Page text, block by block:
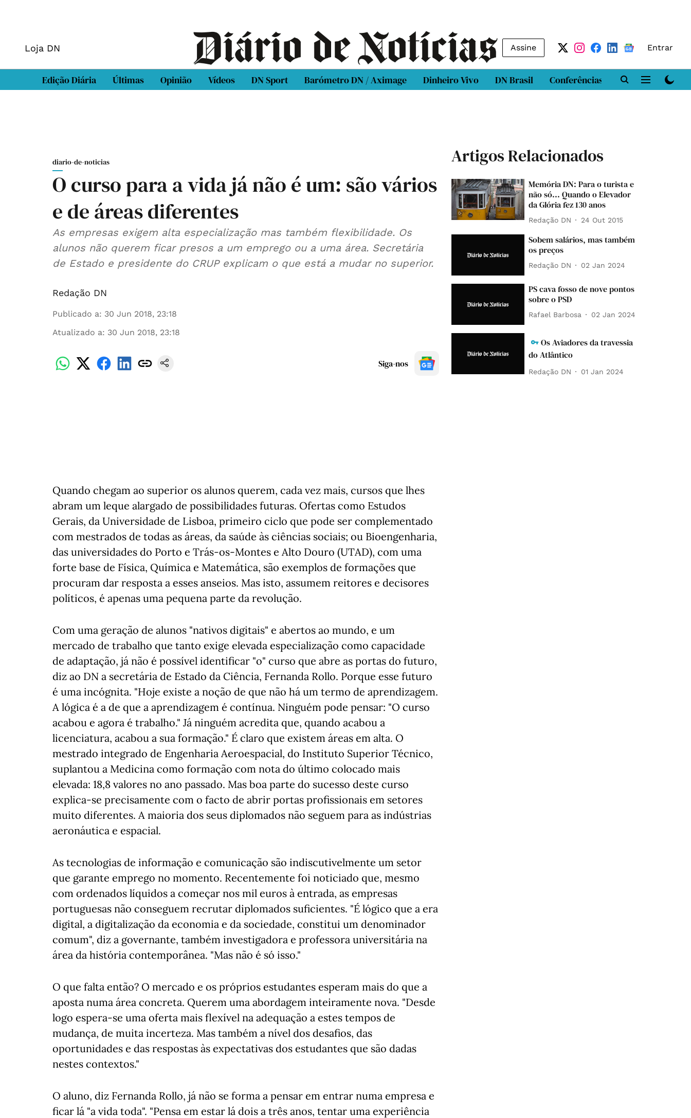
Loja DN Assine Entrar
Edição Diária Últimas Opinião Vídeos DN Sport Barómetro DN / Aximage Dinheiro Vivo DN Brasil Conferências DN LAB
diario-de-noticias
O curso para a vida já não é um: são vários
e de áreas diferentes
As empresas exigem alta especialização mas também flexibilidade. Os
alunos não querem ficar presos a um emprego ou a uma área. Secretária
de Estado e presidente do CRUP explicam o que está a mudar no superior.
Redação DN
Publicado a: 30 Jun 2018, 23:18
Atualizado a: 30 Jun 2018, 23:18
Siga-nos
Quando chegam ao superior os alunos querem, cada vez mais, cursos que lhes
abram um leque alargado de possibilidades futuras. Ofertas como Estudos
Gerais, da Universidade de Lisboa, primeiro ciclo que pode ser complementado
com mestrados de todas as áreas, da saúde às ciências sociais; ou Bioengenharia,
das universidades do Porto e Trás-os-Montes e Alto Douro (UTAD), com uma
forte base de Física, Química e Matemática, são exemplos de formações que
procuram dar resposta a esses anseios. Mas isto, assumem reitores e decisores
políticos, é apenas uma pequena parte da revolução.
Com uma geração de alunos "nativos digitais" e abertos ao mundo, e um
mercado de trabalho que tanto exige elevada especialização como capacidade
de adaptação, já não é possível identificar "o" curso que abre as portas do futuro,
diz ao DN a secretária de Estado da Ciência, Fernanda Rollo. Porque esse futuro
é uma incógnita. "Hoje existe a noção de que não há um termo de aprendizagem.
A lógica é a de que a aprendizagem é contínua. Ninguém pode pensar: "O curso
acabou e agora é trabalho." Já ninguém acredita que, quando acabou a
licenciatura, acabou a sua formação." É claro que existem áreas em alta. O
mestrado integrado de Engenharia Aeroespacial, do Instituto Superior Técnico,
suplantou a Medicina como formação com nota do último colocado mais
elevada: 18,8 valores no ano passado. Mas boa parte do sucesso deste curso
explica-se precisamente com o facto de abrir portas profissionais em setores
muito diferentes. A maioria dos seus diplomados não seguem para as indústrias
aeronáutica e espacial.
As tecnologias de informação e comunicação são indiscutivelmente um setor
que garante emprego no momento. Recentemente foi noticiado que, mesmo
com ordenados líquidos a começar nos mil euros à entrada, as empresas
portuguesas não conseguem recrutar diplomados suficientes. "É lógico que a era
digital, a digitalização da economia e da sociedade, constitui um denominador
comum", diz a governante, também investigadora e professora universitária na
área da história contemporânea. "Mas não é só isso."
O que falta então? O mercado e os próprios estudantes esperam mais do que a
aposta numa área concreta. Querem uma abordagem inteiramente nova. "Desde
logo espera-se uma oferta mais flexível na adequação a estes tempos de
mudança, de muita incerteza. Mas também a nível dos desafios, das
oportunidades e das respostas às expectativas dos estudantes que são dadas
nestes contextos."
O aluno, diz Fernanda Rollo, já não se forma a pensar em entrar numa empresa e
ficar lá "a vida toda". "Pensa em estar lá dois a três anos, tentar uma experiência
Artigos Relacionados
Memória DN: Para o turista e
não só... Quando o Elevador
da Glória fez 130 anos
Redação DN 24 Out 2015
Sobem salários, mas também
os preços
Redação DN 02 Jan 2024
PS cava fosso de nove pontos
sobre o PSD
Rafael Barbosa 02 Jan 2024
Os Aviadores da travessia
do Atlântico
Redação DN 01 Jan 2024